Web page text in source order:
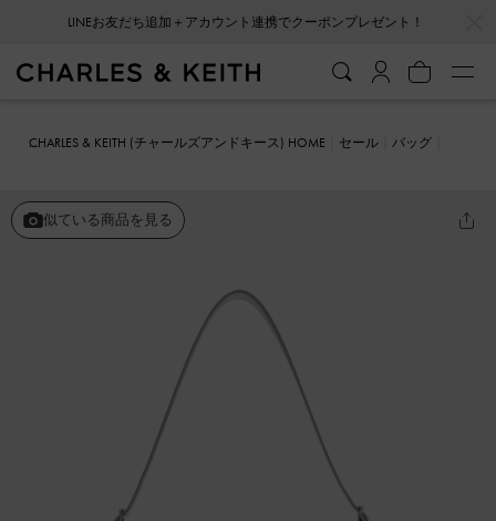
LINEお友だち追加＋アカウント連携でクーポンプレゼント！
CHARLES & KEITH (チャールズアンドキース) HOME セール
バッグ
似ている商品を見る